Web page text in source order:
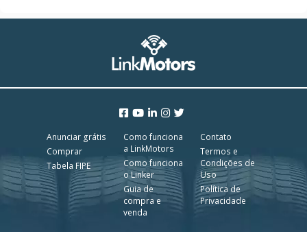
Anunciar grátis
Comprar
Tabela FIPE
Como funciona
a LinkMotors
Como funciona
o Linker
Guia de
compra e
venda
Contato
Termos e
Condições de
Uso
Política de
Privacidade